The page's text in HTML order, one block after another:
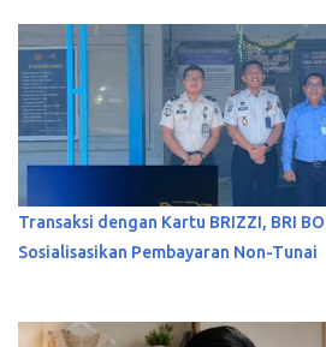
Transaksi dengan Kartu BRIZZI, BRI
Sosialisasikan Pembayaran Non-Tunai